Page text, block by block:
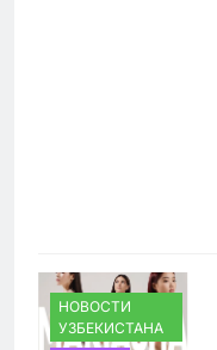
НОВОСТИ
УЗБЕКИСТАНА